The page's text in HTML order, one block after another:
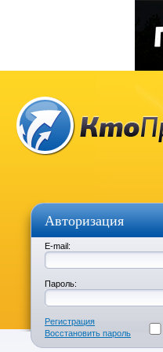
Авторизация
E-mail:
Пароль:
Регистрация
Восстановить пароль